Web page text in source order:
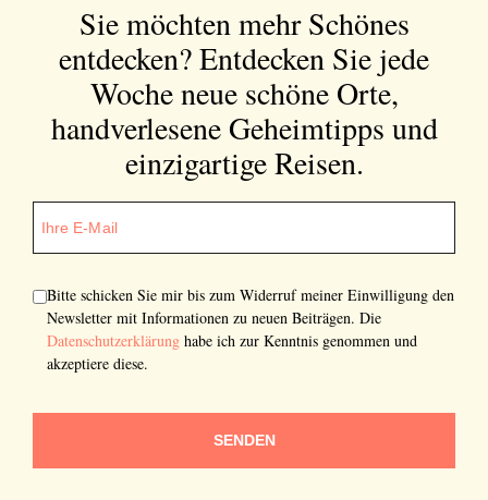
Sie möchten mehr Schönes
entdecken?Entdecken Sie jede
Woche neue schöne Orte,
handverlesene Geheimtipps und
einzigartige Reisen.
Bitte schicken Sie mir bis zum Widerruf meiner Einwilligung den
Newsletter mit Informationen zu neuen Beiträgen. Die
Datenschutzerklärung habe ich zur Kenntnis genommen und
akzeptiere diese.
SENDEN